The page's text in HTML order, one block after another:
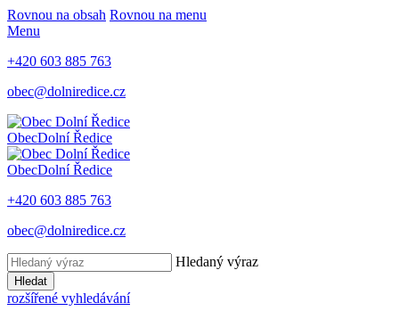
Rovnou na obsah Rovnou na menu
Menu
+420 603 885 763
obec@dolniredice.cz
ObecDolní Ředice
ObecDolní Ředice
+420 603 885 763
obec@dolniredice.cz
Hledaný výraz
Hledat
rozšířené vyhledávání